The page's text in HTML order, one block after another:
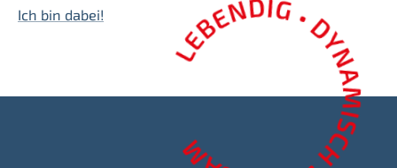
Ich bin dabei!